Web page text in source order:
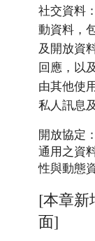
社交資料
動資料，
及開放資
回應，以
由其他使
私人訊息
開放協定
通用之資
性與動態
[本章新
面]